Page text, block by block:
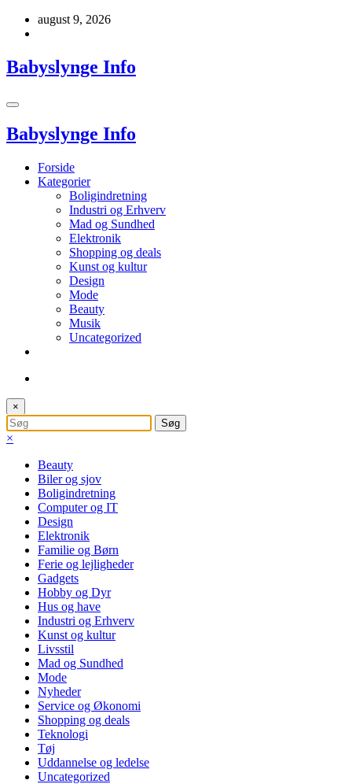
Videreaugust 9, 2026
Babyslynge Info
Babyslynge Info
Forside
Kategorier
Boligindretning
Industri og Erhverv
Mad og Sundhed
Elektronik
Shopping og deals
Kunst og kultur
Design
Mode
Beauty
Musik
Uncategorized
×
×
Beauty
Biler og sjov
Boligindretning
Computer og IT
Design
Elektronik
Familie og Børn
Ferie og lejligheder
Gadgets
Hobby og Dyr
Hus og have
Industri og Erhverv
Kunst og kultur
Livsstil
Mad og Sundhed
Mode
Nyheder
Service og Økonomi
Shopping og deals
Teknologi
Tøj
Uddannelse og ledelse
Uncategorized